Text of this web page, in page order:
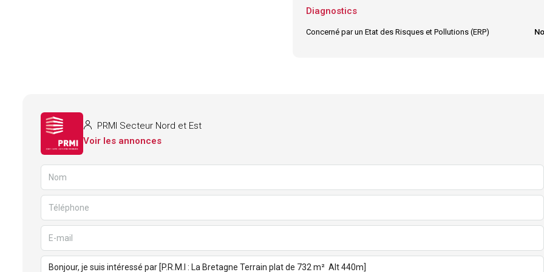
Diagnostics
Concerné par un Etat des Risques et Pollutions (ERP)
PRMI Secteur Nord et Est
Voir les annonces